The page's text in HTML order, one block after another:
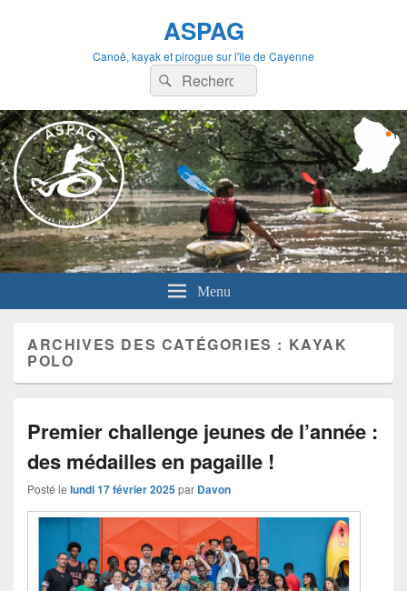
ASPAG
Canoë, kayak et pirogue sur l'île de Cayenne
Recherche :
Rechercher
Menu
ARCHIVES DES CATÉGORIES : KAYAK
POLO
Premier challenge jeunes de l’année :
des médailles en pagaille !
Posté le lundi 17 février 2025par Davon